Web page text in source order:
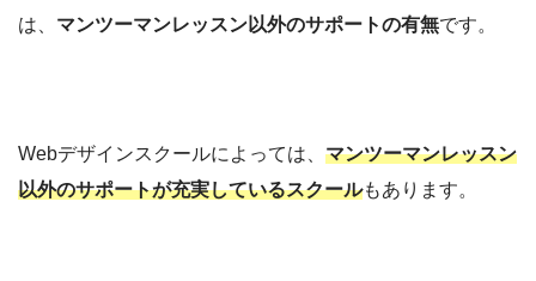
は、 マンツーマンレッスン以外のサポートの有無です。
Webデザインスクールによっては、 マンツーマンレッスン
以外のサポートが充実しているスクールもあります。